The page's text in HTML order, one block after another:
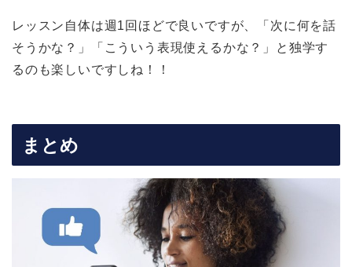
レッスン自体は週1回ほどで良いですが、「次に何を話
そうかな？」「こういう表現使えるかな？」と独学す
るのも楽しいですしね！！
まとめ